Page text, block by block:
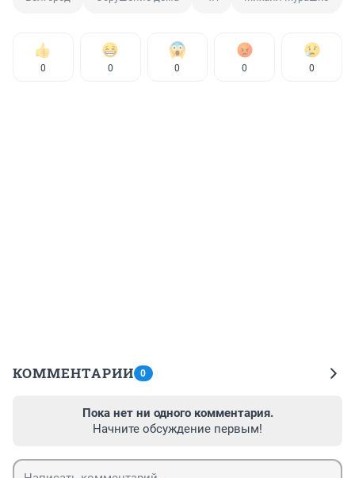
0 0 0 0 0
КОММЕНТАРИИ 0
Пока нет ни одного комментария.
Начните обсуждение первым!